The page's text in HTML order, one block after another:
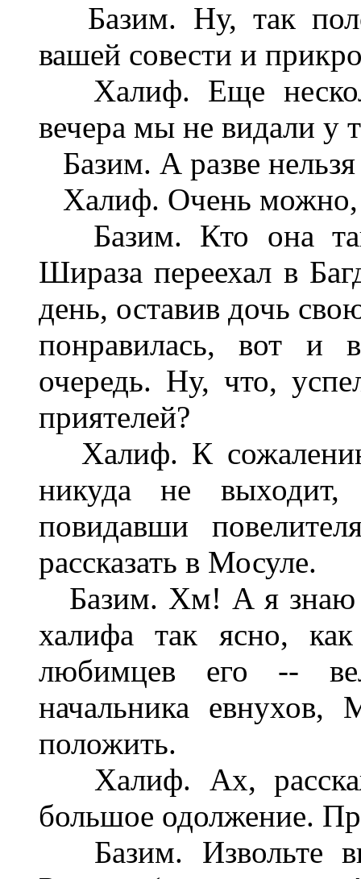
Базим. Ну, так
вашей совести и
Халиф. Еще
вечера мы не видали у
Базим. А разве
Халиф. Очень можно,
Базим. Кто она
Шираза переехал в
день, оставив дочь
понравилась, вот и
очередь. Ну, что,
приятелей?
Халиф. К
никуда не
повидавши
рассказать в Мосуле.
Базим. Хм! А я знаю
халифа так ясно,
любимцев его --
начальника
положить.
Халиф. Ах,
большое одолжение.
Базим. Извольте